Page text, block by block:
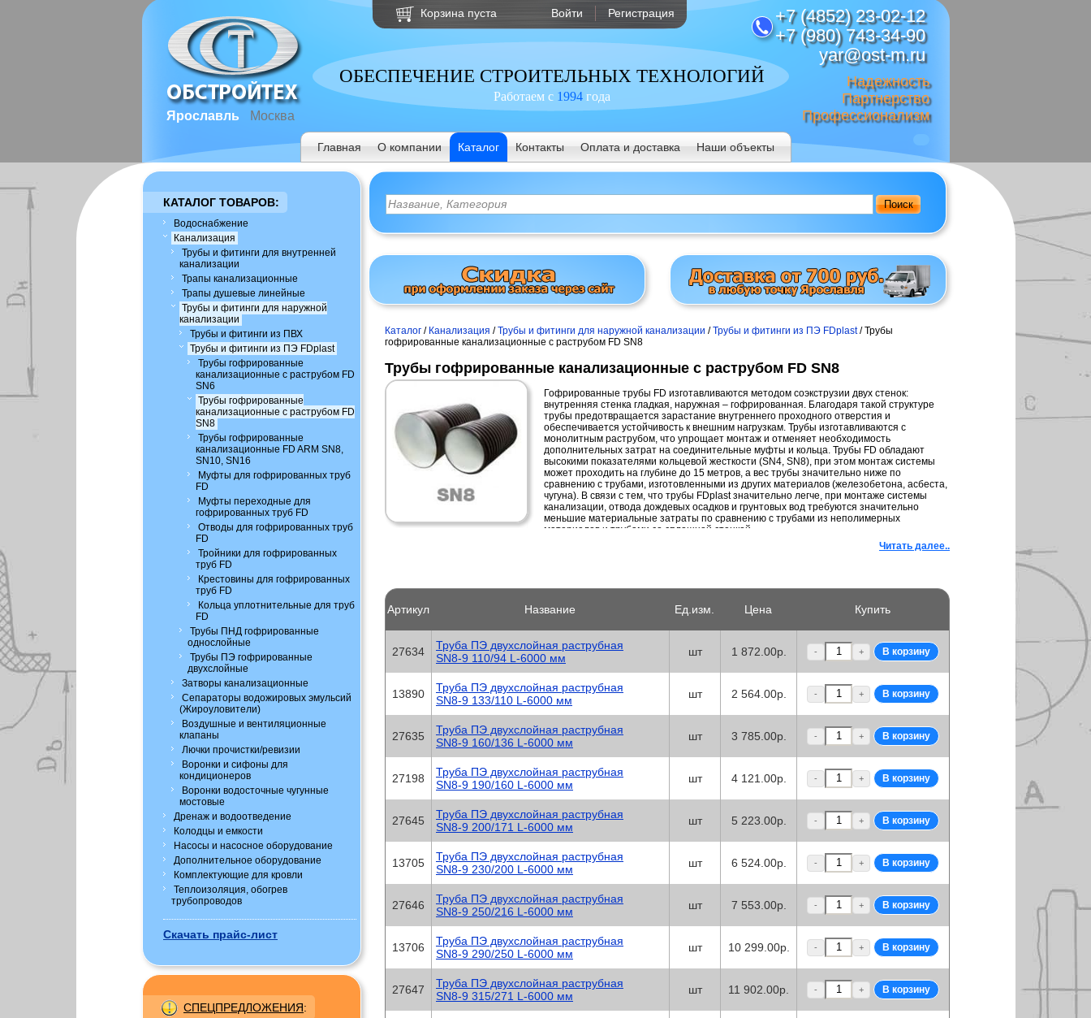
Ярославль Москва
Корзина пуста Войти Регистрация
ОБЕСПЕЧЕНИЕ СТРОИТЕЛЬНЫХ ТЕХНОЛОГИЙ
Работаем с 1994года
+7 (4852) 23-02-12
+7 (980) 743-34-90
yar@ost-m.ru
Надежность
Партнерство
Профессионализм
Главная О компании Каталог Контакты Оплата и доставка Наши объекты
КАТАЛОГ ТОВАРОВ:
Водоснабжение
Канализация
Трубы и фитинги для внутренней
канализации
Трапы канализационные
Трапы душевые линейные
Трубы и фитинги для наружной
канализации
Трубы и фитинги из ПВХ
Трубы и фитинги из ПЭ FDplast
Трубы гофрированные
канализационные с раструбом FD
SN6
Трубы гофрированные
канализационные с раструбом FD
SN8
Трубы гофрированные
канализационные FD ARM SN8,
SN10, SN16
Муфты для гофрированных труб
FD
Муфты переходные для
гофрированных труб FD
Отводы для гофрированных труб
FD
Тройники для гофрированных
труб FD
Крестовины для гофрированных
труб FD
Кольца уплотнительные для труб
FD
Трубы ПНД гофрированные
однослойные
Трубы ПЭ гофрированные
двухслойные
Затворы канализационные
Сепараторы водожировых эмульсий
(Жироуловители)
Воздушные и вентиляционные
клапаны
Лючки прочистки/ревизии
Воронки и сифоны для
кондиционеров
Воронки водосточные чугунные
мостовые
Дренаж и водоотведение
Колодцы и емкости
Насосы и насосное оборудование
Дополнительное оборудование
Комплектующие для кровли
Теплоизоляция, обогрев
трубопроводов
Скачать прайс-лист
СПЕЦПРЕДЛОЖЕНИЯ:
Поиск
Каталог / Канализация /Трубы и фитинги для наружной канализации /Трубы и фитинги из ПЭ FDplast/ Трубы
гофрированные канализационные с раструбом FD SN8
Трубы гофрированные канализационные с раструбом FD SN8
Гофрированные трубы FD изготавливаются методом соэкструзии двух стенок:
внутренняя стенка гладкая, наружная – гофрированная. Благодаря такой структуре
трубы предотвращается зарастание внутреннего проходного отверстия и
обеспечивается устойчивость к внешним нагрузкам. Трубы изготавливаются с
монолитным раструбом, что упрощает монтаж и отменяет необходимость
дополнительных затрат на соединительные муфты и кольца. Трубы FD обладают
высокими показателями кольцевой жесткости (SN4, SN8), при этом монтаж системы
может проходить на глубине до 15 метров, а вес трубы значительно ниже по
сравнению с трубами, изготовленными из других материалов (железобетона, асбеста,
чугуна). В связи с тем, что трубы FDplast значительно легче, при монтаже системы
канализации, отвода дождевых осадков и грунтовых вод требуются значительно
меньшие материальные затраты по сравнению с трубами из неполимерных
материалов и трубами со сплошной стенкой.
Читать далее..
Артикул Название Ед.изм. Цена Купить
27634
Труба ПЭ двухслойная раструбная
SN8-9 110/94 L-6000 мм
шт 1 872.00р. - +
13890
Труба ПЭ двухслойная раструбная
SN8-9 133/110 L-6000 мм
шт 2 564.00р. - +
27635
Труба ПЭ двухслойная раструбная
SN8-9 160/136 L-6000 мм
шт 3 785.00р. - +
27198
Труба ПЭ двухслойная раструбная
SN8-9 190/160 L-6000 мм
шт 4 121.00р. - +
27645
Труба ПЭ двухслойная раструбная
SN8-9 200/171 L-6000 мм
шт 5 223.00р. - +
13705
Труба ПЭ двухслойная раструбная
SN8-9 230/200 L-6000 мм
шт 6 524.00р. - +
27646
Труба ПЭ двухслойная раструбная
SN8-9 250/216 L-6000 мм
шт 7 553.00р. - +
13706
Труба ПЭ двухслойная раструбная
SN8-9 290/250 L-6000 мм
шт 10 299.00р. - +
27647
Труба ПЭ двухслойная раструбная
SN8-9 315/271 L-6000 мм
шт 11 902.00р. - +